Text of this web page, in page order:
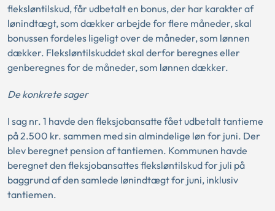
fleksløntilskud, får udbetalt en bonus, der har karakter af
lønindtægt, som dækker arbejde for flere måneder, skal
bonussen fordeles ligeligt over de måneder, som lønnen
dækker. Fleksløntilskuddet skal derfor beregnes eller
genberegnes for de måneder, som lønnen dækker.
De konkrete sager
I sag nr. 1 havde den fleksjobansatte fået udbetalt tantieme
på 2.500 kr. sammen med sin almindelige løn for juni. Der
blev beregnet pension af tantiemen. Kommunen havde
beregnet den fleksjobansattes fleksløntilskud for juli på
baggrund af den samlede lønindtægt for juni, inklusiv
tantiemen.